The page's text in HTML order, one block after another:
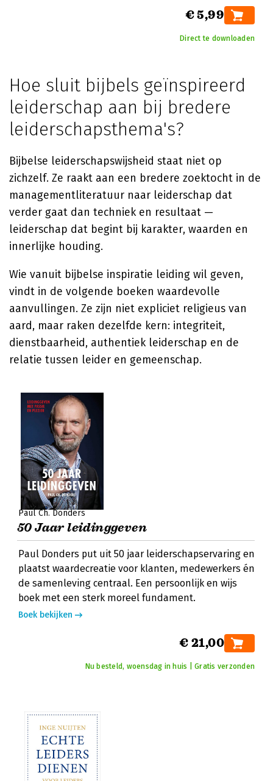
€ 5,99
Direct te downloaden
Hoe sluit bijbels geïnspireerd
leiderschap aan bij bredere
leiderschapsthema's?
Bijbelse leiderschapswijsheid staat niet op
zichzelf. Ze raakt aan een bredere zoektocht in de
managementliteratuur naar leiderschap dat
verder gaat dan techniek en resultaat —
leiderschap dat begint bij karakter, waarden en
innerlijke houding.
Wie vanuit bijbelse inspiratie leiding wil geven,
vindt in de volgende boeken waardevolle
aanvullingen. Ze zijn niet expliciet religieus van
aard, maar raken dezelfde kern: integriteit,
dienstbaarheid, authentiek leiderschap en de
relatie tussen leider en gemeenschap.
Paul Ch. Donders
50 Jaar leidinggeven
Paul Donders put uit 50 jaar leiderschapservaring en
plaatst waardecreatie voor klanten, medewerkers én
de samenleving centraal. Een persoonlijk en wijs
boek met een sterk moreel fundament.
Boek bekijken
€ 21,00
Nu besteld, woensdag in huis | Gratis verzonden